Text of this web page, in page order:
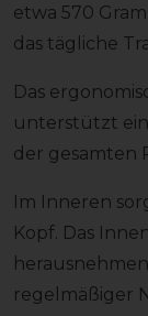
etwa 570
das tägliche
Das
unterstützt
der gesamten
Im Inneren
Kopf. Das
regelmäßiger